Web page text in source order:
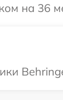
на 36